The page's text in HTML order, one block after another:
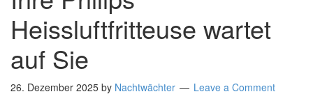
Heissluftfritteuse wartet
auf Sie
26. Dezember 2025 by Nachtwächter Leave a Comment